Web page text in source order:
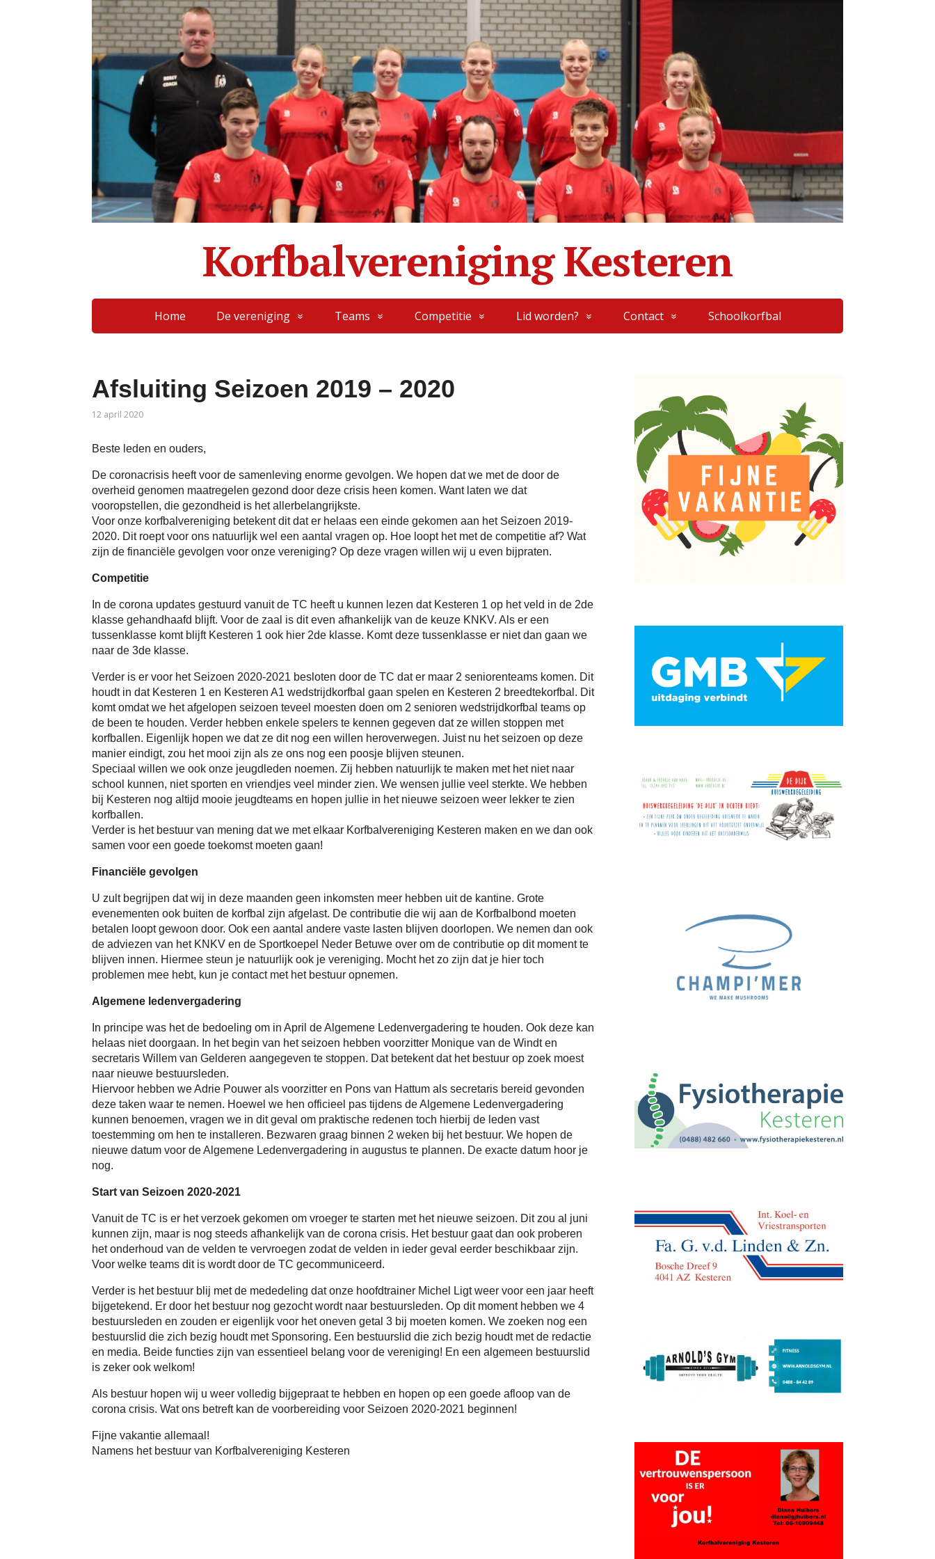
Korfbalvereniging Kesteren
Home De vereniging Teams Competitie Lid worden? Contact Schoolkorfbal
Afsluiting Seizoen 2019 – 2020
12 april 2020
Beste leden en ouders,
De coronacrisis heeft voor de samenleving enorme gevolgen. We hopen dat we met de door de
overheid genomen maatregelen gezond door deze crisis heen komen. Want laten we dat
vooropstellen, die gezondheid is het allerbelangrijkste.
Voor onze korfbalvereniging betekent dit dat er helaas een einde gekomen aan het Seizoen 2019-
2020. Dit roept voor ons natuurlijk wel een aantal vragen op. Hoe loopt het met de competitie af? Wat
zijn de financiële gevolgen voor onze vereniging? Op deze vragen willen wij u even bijpraten.
Competitie
In de corona updates gestuurd vanuit de TC heeft u kunnen lezen dat Kesteren 1 op het veld in de 2de
klasse gehandhaafd blijft. Voor de zaal is dit even afhankelijk van de keuze KNKV. Als er een
tussenklasse komt blijft Kesteren 1 ook hier 2de klasse. Komt deze tussenklasse er niet dan gaan we
naar de 3de klasse.
Verder is er voor het Seizoen 2020-2021 besloten door de TC dat er maar 2 seniorenteams komen. Dit
houdt in dat Kesteren 1 en Kesteren A1 wedstrijdkorfbal gaan spelen en Kesteren 2 breedtekorfbal. Dit
komt omdat we het afgelopen seizoen teveel moesten doen om 2 senioren wedstrijdkorfbal teams op
de been te houden. Verder hebben enkele spelers te kennen gegeven dat ze willen stoppen met
korfballen. Eigenlijk hopen we dat ze dit nog een willen heroverwegen. Juist nu het seizoen op deze
manier eindigt, zou het mooi zijn als ze ons nog een poosje blijven steunen.
Speciaal willen we ook onze jeugdleden noemen. Zij hebben natuurlijk te maken met het niet naar
school kunnen, niet sporten en vriendjes veel minder zien. We wensen jullie veel sterkte. We hebben
bij Kesteren nog altijd mooie jeugdteams en hopen jullie in het nieuwe seizoen weer lekker te zien
korfballen.
Verder is het bestuur van mening dat we met elkaar Korfbalvereniging Kesteren maken en we dan ook
samen voor een goede toekomst moeten gaan!
Financiële gevolgen
U zult begrijpen dat wij in deze maanden geen inkomsten meer hebben uit de kantine. Grote
evenementen ook buiten de korfbal zijn afgelast. De contributie die wij aan de Korfbalbond moeten
betalen loopt gewoon door. Ook een aantal andere vaste lasten blijven doorlopen. We nemen dan ook
de adviezen van het KNKV en de Sportkoepel Neder Betuwe over om de contributie op dit moment te
blijven innen. Hiermee steun je natuurlijk ook je vereniging. Mocht het zo zijn dat je hier toch
problemen mee hebt, kun je contact met het bestuur opnemen.
Algemene ledenvergadering
In principe was het de bedoeling om in April de Algemene Ledenvergadering te houden. Ook deze kan
helaas niet doorgaan. In het begin van het seizoen hebben voorzitter Monique van de Windt en
secretaris Willem van Gelderen aangegeven te stoppen. Dat betekent dat het bestuur op zoek moest
naar nieuwe bestuursleden.
Hiervoor hebben we Adrie Pouwer als voorzitter en Pons van Hattum als secretaris bereid gevonden
deze taken waar te nemen. Hoewel we hen officieel pas tijdens de Algemene Ledenvergadering
kunnen benoemen, vragen we in dit geval om praktische redenen toch hierbij de leden vast
toestemming om hen te installeren. Bezwaren graag binnen 2 weken bij het bestuur. We hopen de
nieuwe datum voor de Algemene Ledenvergadering in augustus te plannen. De exacte datum hoor je
nog.
Start van Seizoen 2020-2021
Vanuit de TC is er het verzoek gekomen om vroeger te starten met het nieuwe seizoen. Dit zou al juni
kunnen zijn, maar is nog steeds afhankelijk van de corona crisis. Het bestuur gaat dan ook proberen
het onderhoud van de velden te vervroegen zodat de velden in ieder geval eerder beschikbaar zijn.
Voor welke teams dit is wordt door de TC gecommuniceerd.
Verder is het bestuur blij met de mededeling dat onze hoofdtrainer Michel Ligt weer voor een jaar heeft
bijgetekend. Er door het bestuur nog gezocht wordt naar bestuursleden. Op dit moment hebben we 4
bestuursleden en zouden er eigenlijk voor het oneven getal 3 bij moeten komen. We zoeken nog een
bestuurslid die zich bezig houdt met Sponsoring. Een bestuurslid die zich bezig houdt met de redactie
en media. Beide functies zijn van essentieel belang voor de vereniging! En een algemeen bestuurslid
is zeker ook welkom!
Als bestuur hopen wij u weer volledig bijgepraat te hebben en hopen op een goede afloop van de
corona crisis. Wat ons betreft kan de voorbereiding voor Seizoen 2020-2021 beginnen!
Fijne vakantie allemaal!
Namens het bestuur van Korfbalvereniging Kesteren